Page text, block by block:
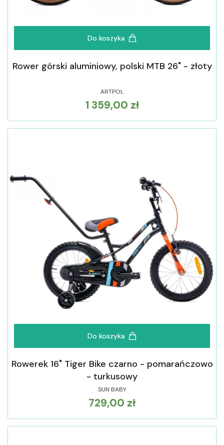
Do koszyka
Rower górski aluminiowy, polski MTB 26" - złoty
ARTPOL
Cena
1 359,00 zł
Do koszyka
Rowerek 16" Tiger Bike czarno - pomarańczowo
- turkusowy
SUN BABY
Cena
729,00 zł